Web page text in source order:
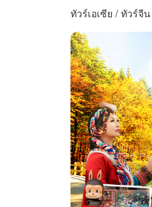
ทัวร์เอเซีย / ทัวร์จีน